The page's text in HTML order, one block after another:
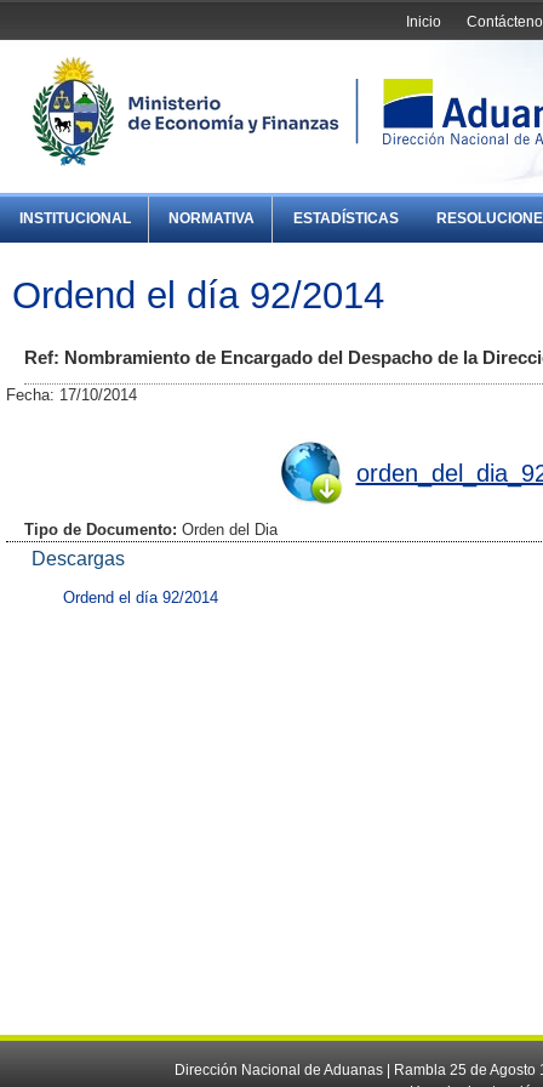
Inicio
INSTITUCIONAL NORMATIVA ESTADÍSTICAS
Ordend el día 92/2014
Ref: Nombramiento de Encargado del Despacho de la
Fecha: 17/10/2014
Tipo de Documento: Orden del Dia
Descargas
Ordend el día 92/2014
Dirección Nacional de Aduanas | Rambla 25 de